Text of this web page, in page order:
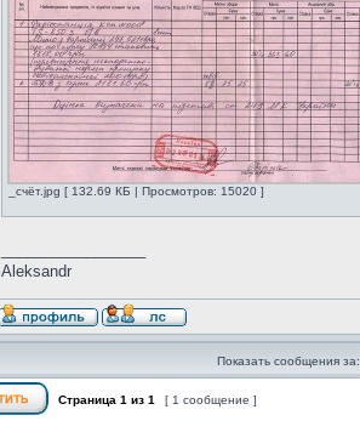
_счёт.jpg [ 132.69 КБ | Просмотров: 15020 ]
Aleksandr
Показать сообщения за:
Страница 1 из 1 [ 1 сообщение ]